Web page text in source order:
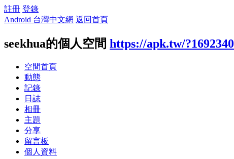
註冊 登錄
Android 台灣中文網 返回首頁
seekhua的個人空間 https://apk.tw/?1692340
空間首頁
動態
記錄
日誌
相冊
主題
分享
留言板
個人資料